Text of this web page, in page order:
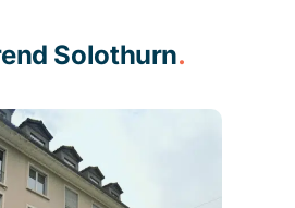
Solothurn.